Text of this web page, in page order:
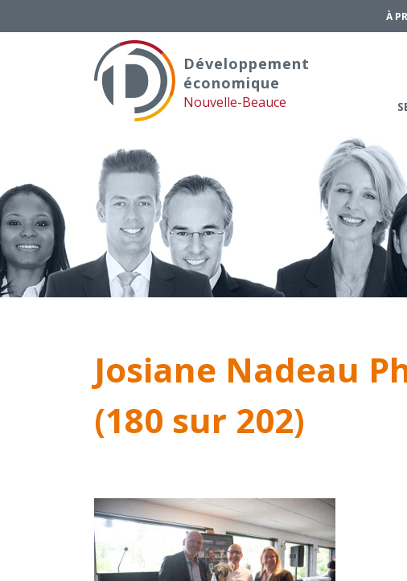
À
Développement
économique
Nouvelle-Beauce
Josiane Nadeau
(180 sur 202)